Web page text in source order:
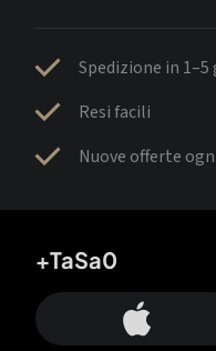
Spedizione in
Resi facili
Nuove offerte
+TaSa0